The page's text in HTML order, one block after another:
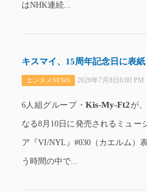
はNHK連続...
キスマイ、15周年記念日に表紙
エンタメNEWS 2026年7月8日6:00 PM
6人組グループ・Kis-My-Ft2が
なる8月10日に発売されるミュー
ア『VI/NYL』#030（カエルム）
う時間の中で...